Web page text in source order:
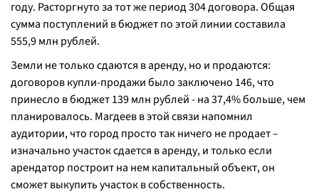
году. Расторгнуто за тот же период 304 договора. Общая
сумма поступлений в бюджет по этой линии составила
555,9 млн рублей.
Земли не только сдаются в аренду, но и продаются:
договоров купли-продажи было заключено 146, что
принесло в бюджет 139 млн рублей - на 37,4% больше, чем
планировалось. Магдеев в этой связи напомнил
аудитории, что город просто так ничего не продает –
изначально участок сдается в аренду, и только если
арендатор построит на нем капитальный объект, он
сможет выкупить участок в собственность.